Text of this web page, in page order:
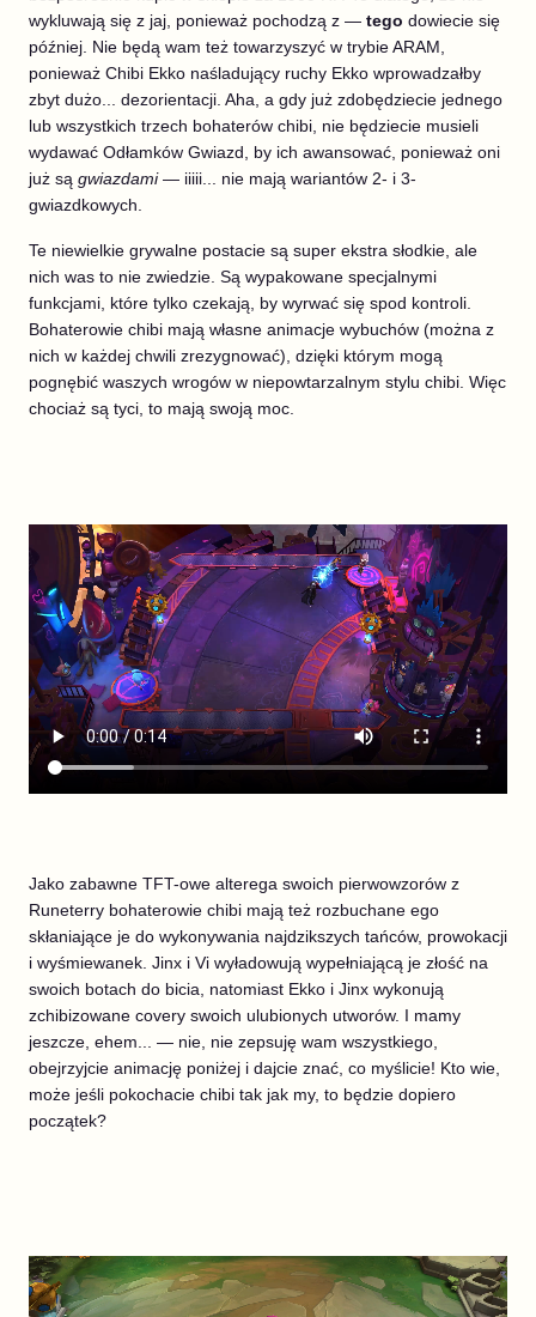
wykluwają się z jaj, ponieważ pochodzą z — tego dowiecie się
później. Nie będą wam też towarzyszyć w trybie ARAM,
ponieważ Chibi Ekko naśladujący ruchy Ekko wprowadzałby
zbyt dużo... dezorientacji. Aha, a gdy już zdobędziecie jednego
lub wszystkich trzech bohaterów chibi, nie będziecie musieli
wydawać Odłamków Gwiazd, by ich awansować, ponieważ oni
już są gwiazdami— iiiii... nie mają wariantów 2- i 3-
gwiazdkowych.
Te niewielkie grywalne postacie są super ekstra słodkie, ale
nich was to nie zwiedzie. Są wypakowane specjalnymi
funkcjami, które tylko czekają, by wyrwać się spod kontroli.
Bohaterowie chibi mają własne animacje wybuchów (można z
nich w każdej chwili zrezygnować), dzięki którym mogą
pognębić waszych wrogów w niepowtarzalnym stylu chibi. Więc
chociaż są tyci, to mają swoją moc.
Jako zabawne TFT-owe alterega swoich pierwowzorów z
Runeterry bohaterowie chibi mają też rozbuchane ego
skłaniające je do wykonywania najdzikszych tańców, prowokacji
i wyśmiewanek. Jinx i Vi wyładowują wypełniającą je złość na
swoich botach do bicia, natomiast Ekko i Jinx wykonują
zchibizowane covery swoich ulubionych utworów. I mamy
jeszcze, ehem... — nie, nie zepsuję wam wszystkiego,
obejrzyjcie animację poniżej i dajcie znać, co myślicie! Kto wie,
może jeśli pokochacie chibi tak jak my, to będzie dopiero
początek?